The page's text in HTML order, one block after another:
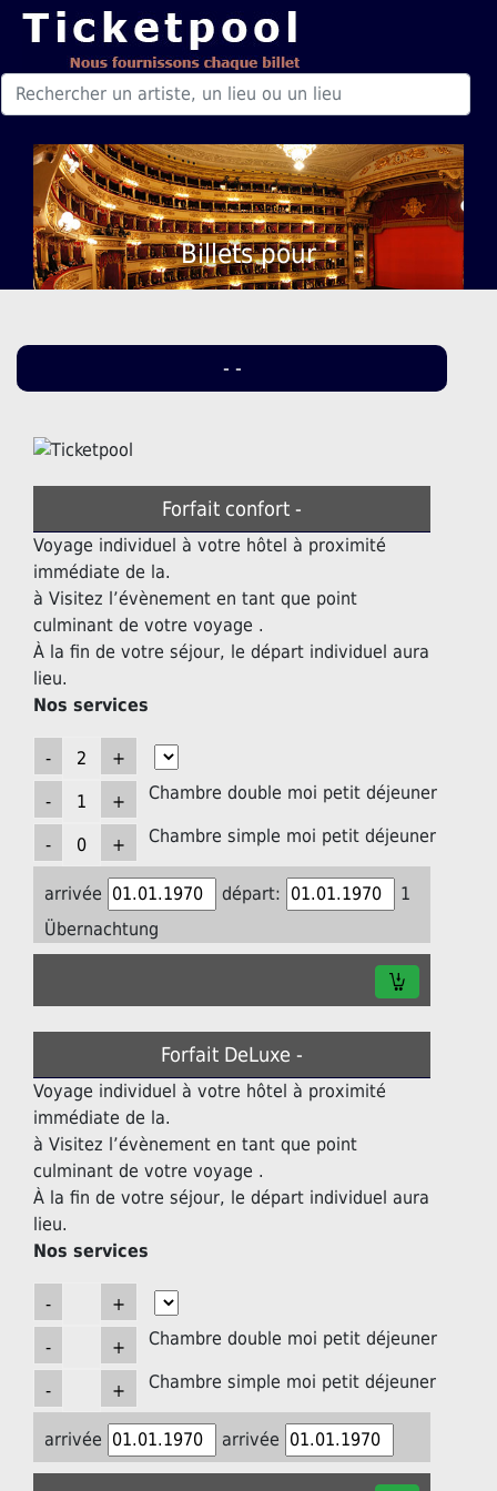
Billets pour
- -
Forfait confort -
Voyage individuel à votre hôtel à proximité
immédiate de la.
à Visitez l’évènement en tant que point
culminant de votre voyage .
À la fin de votre séjour, le départ individuel aura
lieu.
Nos services
Chambre double moi petit déjeuner
Chambre simple moi petit déjeuner
arrivée départ:
1
Übernachtung
Forfait DeLuxe -
Voyage individuel à votre hôtel à proximité
immédiate de la.
à Visitez l’évènement en tant que point
culminant de votre voyage .
À la fin de votre séjour, le départ individuel aura
lieu.
Nos services
Chambre double moi petit déjeuner
Chambre simple moi petit déjeuner
arrivée arrivée